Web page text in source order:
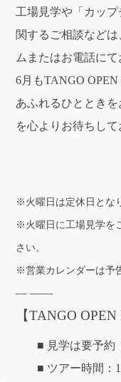
工場見学や「カッ
関するご相談など
ムまたはお電話に
6月もTANGO
あふれるひととき
を心よりお待ちして
※火曜日は定休日とな
※火曜日に工場見学を
さい。
※営業カレンダーは予
— ——
【TANGO
■ 見学は要予約
■ ツアー時間：